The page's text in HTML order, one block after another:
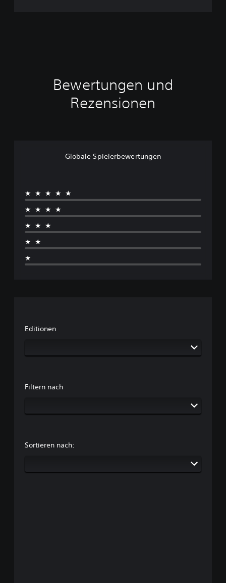
Bewertungen und
Rezensionen
Globale Spielerbewertungen
★★★★★
★★★★
★★★
★★
★
Editionen
Filtern nach
Sortieren nach: